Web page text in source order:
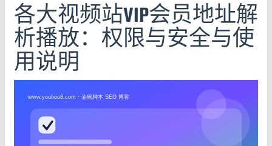
各大视频站VIP会员地址解
析播放：权限与安全与使
用说明